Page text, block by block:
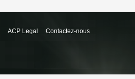
ACP Legal Contactez-nous